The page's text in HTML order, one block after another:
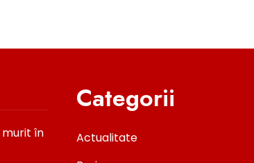
Categorii
Actualitate